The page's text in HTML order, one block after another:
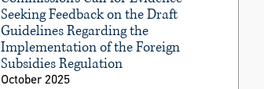
Seeking Feedback on the Draft
Guidelines Regarding the
Implementation of the Foreign
Subsidies Regulation
October 2025